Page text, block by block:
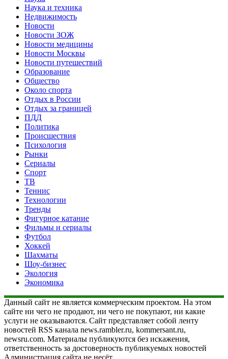
Наука и техника
Недвижимость
Новости
Новости ЗОЖ
Новости медицины
Новости Москвы
Новости путешествий
Образование
Общество
Около спорта
Отдых в России
Отдых за границей
ПДД
Политика
Происшествия
Психология
Рынки
Сериалы
Спорт
ТВ
Теннис
Технологии
Тренды
Фигурное катание
Фильмы и сериалы
Футбол
Хоккей
Шахматы
Шоу-бизнес
Экология
Экономика
Данный сайт не является коммерческим проектом. На этом
сайте ни чего не продают, ни чего не покупают, ни какие
услуги не оказываются. Сайт представляет собой ленту
новостей RSS канала news.rambler.ru, kommersant.ru,
newsru.com. Материалы публикуются без искажения,
ответственность за достоверность публикуемых новостей
Администрация сайта не несёт.